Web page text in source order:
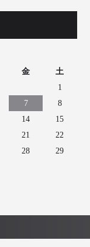
金 土
1
7
8
14
15
21
22
28
29